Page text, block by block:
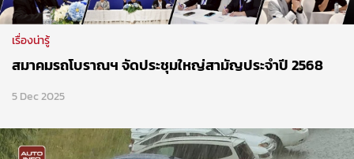
เรื่องน่ารู้
สมาคมรถโบราณฯ จัดประชุมใหญ่สามัญประจำปี 2568
5 Dec 2025